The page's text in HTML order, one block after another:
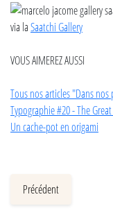
via laSaatchi Gallery
VOUS AIMEREZ AUSSI
Tous nos articles "Dans
Typographie #20 - The
Un cache-pot en origami
Précédent